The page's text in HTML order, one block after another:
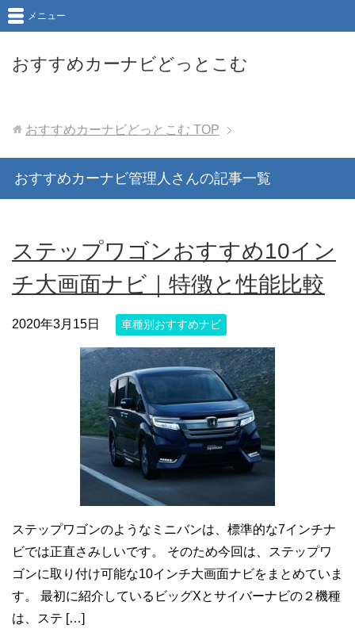
おすすめカーナビどっとこむ
メニュー
おすすめカーナビどっとこむ TOP
おすすめカーナビ管理人さんの記事一覧
ステップワゴンおすすめ10イン
チ大画面ナビ｜特徴と性能比較
2020年3月15日 車種別おすすめナビ
ステップワゴンのようなミニバンは、標準的な7インチナ
ビでは正直さみしいです。 そのため今回は、ステップワ
ゴンに取り付け可能な10インチ大画面ナビをまとめていま
す。 最初に紹介しているビッグXとサイバーナビの２機種
は、ステ […]